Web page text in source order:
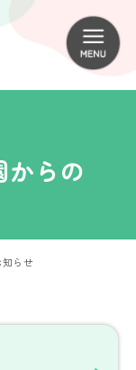
からの
らせ